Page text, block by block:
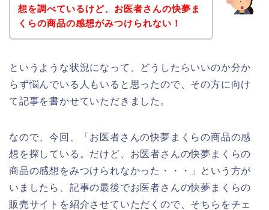
想を調べているけど、お医者さんの快夢ま
くらの商品の感想がみつけられない！
というような状況になって、どうしたらいいのか分か
らず悩んでいる人もいると思ったので、その方に向け
て記事を書かせていただきました。
なので、今回、「お医者さんの快夢まくらの商品の感
想を探している。だけど、お医者さんの快夢まくらの
商品の感想をみつけられなかった・・・」という方が
いましたら、記事の最後でお医者さんの快夢まくらの
販売サイトを紹介させていただくので、そちらをチェ